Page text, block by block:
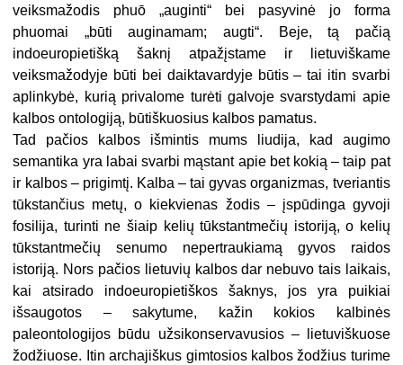
veiksmažodis phuō „auginti“ bei pasyvinė jo forma
phuomai „būti auginamam; augti“. Beje, tą pačią
indoeuropietišką šaknį atpažįstame ir lietuviškame
veiksmažodyje būti bei daiktavardyje būtis – tai itin svarbi
aplinkybė, kurią privalome turėti galvoje svarstydami apie
kalbos ontologiją, būtiškuosius kalbos pamatus.
Tad pačios kalbos išmintis mums liudija, kad augimo
semantika yra labai svarbi mąstant apie bet kokią – taip pat
ir kalbos – prigimtį. Kalba – tai gyvas organizmas, tveriantis
tūkstančius metų, o kiekvienas žodis – įspūdinga gyvoji
fosilija, turinti ne šiaip kelių tūkstantmečių istoriją, o kelių
tūkstantmečių senumo nepertraukiamą gyvos raidos
istoriją. Nors pačios lietuvių kalbos dar nebuvo tais laikais,
kai atsirado indoeuropietiškos šaknys, jos yra puikiai
išsaugotos – sakytume, kažin kokios kalbinės
paleontologijos būdu užsikonservavusios – lietuviškuose
žodžiuose. Itin archajiškus gimtosios kalbos žodžius turime